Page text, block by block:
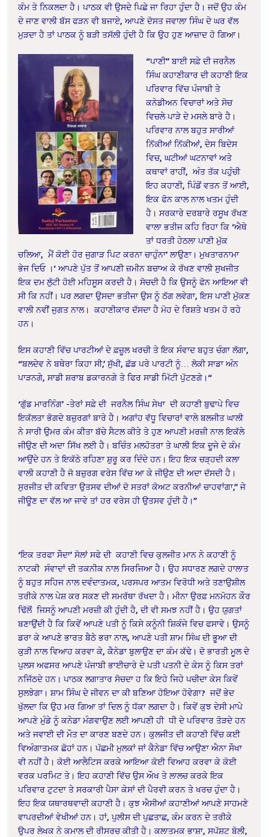
ਕੰਮ ਤੇ ਨਿਕਲਦਾ ਹੈ। ਪਾਠਕ ਵੀ ਉਸਦੇ ਪਿਛੇ ਜਾ ਰਿਹਾ ਹੁੰਦਾ ਹੈ। ਜਦੋਂ ਉਹ ਕੰਮ
ਦੇ ਜਾਣ ਵਾਲੀ ਬੱਸ ਫੜਨ ਵੀ ਬਜਾਏ, ਆਪਣੇ ਦੋਸਤ ਜਵਾਲਾ ਸਿੰਘ ਦੇ ਘਰ ਵੱਲ
ਮੁੜਦਾ ਹੈ ਤਾਂ ਪਾਠਕ ਨੂੰ ਬੜੀ ਤਸੱਲੀ ਹੁੰਦੀ ਹੈ ਕਿ ਉਹ ਹੁਣ ਆਜ਼ਾਦ ਹੋ ਗਿਆ।
“ਪਾਣੀ” ਬਾਈ ਸਫ਼ੇ ਦੀ ਜਰਨੈਲ
ਸਿੰਘ ਕਹਾਣੀਕਾਰ ਦੀ ਕਹਾਣੀ ਇਕ
ਪਰਿਵਾਰ ਵਿੱਚ ਪੰਜਾਬੀ ਤੇ
ਕਨੇਡੀਅਨ ਵਿਚਾਰਾਂ ਅਤੇ ਸੋਚ
ਵਿਚਲੇ ਪਾੜੇ ਦੇ ਮਸਲੇ ਬਾਰੇ ਹੈ।
ਪਰਿਵਾਰ ਨਾਲ ਬਹੁਤ ਸਾਰੀਆਂ
ਨਿੱਕੀਆਂ ਨਿੱਕੀਆਂ, ਦੇਸ ਬਿਦੇਸ
ਵਿਚ, ਘਟੀਆਂ ਘਟਨਾਵਾਂ ਅਤੇ
ਕਥਾਵਾਂ ਰਾਹੀਂ, ਅੰਤ ਤੱਕ ਪਹੁੰਚੀ
ਇਹ ਕਹਾਣੀ, ਪਿੰਡੋਂ ਵਤਨ ਤੋਂ ਆਈ,
ਇਕ ਫੋਨ ਕਾਲ ਨਾਲ ਖਤਮ ਹੁੰਦੀ
ਹੈ। ਸਰਕਾਰੇ ਦਰਬਾਰੇ ਰਸੂਖ ਰੱਖਣ
ਵਾਲਾ ਭਤੀਜ ਕਹਿ ਰਿਹਾ ਕਿ ‘ਐਥੇ
ਤਾਂ ਧਰਤੀ ਹੇਠਲਾ ਪਾਣੀ ਮੁੱਕ
ਚਲਿਆ, ਮੈਂ ਕੋਈ ਹੋਰ ਜੁਗਾੜ ਪਿਟ ਕਰਨਾ ਚਾਹੁੰਨਾ’ ਲਾਉਣਾ। ਮੁਖਤਾਰਨਾਮਾ
ਭੇਜ ਦਿਓ ।‘ ਆਪਣੇ ਪੁੱਤ ਤੋਂ ਆਪਣੀ ਜ਼ਮੀਨ ਬਚਾਅ ਕੇ ਰੱਖਣ ਵਾਲੀ ਸੁਖਜੀਤ
ਇਕ ਦਮ ਲੁੱਟੀ ਹੋਈ ਮਹਿਸੂਸ ਕਰਦੀ ਹੈ। ਸੋਚਦੀ ਹੈ ਕਿ ਉਸਨੂੰ ਫੋਨ ਆਇਆ ਵੀ
ਸੀ ਕਿ ਨਹੀਂ। ਪਰ ਲਗਦਾ ਉਸਦਾ ਭਤੀਜਾ ਉਸ ਨੂੰ ਠੱਗ ਲਵੇਗਾ, ਇਸ ਪਾਣੀ ਮੁੱਕਣ
ਵਾਲੀ ਨਵੀਂ ਜੁਗਤ ਨਾਲ।
ਕਹਾਣੀਕਾਰ ਦੱਸਦਾ ਹੈ ਮੋਹ ਦੇ ਰਿਸ਼ਤੇ ਖਤਮ ਹੋ ਰਹੇ
ਹਨ।
ਇਸ ਕਹਾਣੀ ਵਿੱਚ ਪਾਰਟੀਆਂ ਦੇ ਫ਼ਜ਼ੂਲ ਖਰਚੀ ਤੇ ਇਕ ਸੰਵਾਦ ਬਹੁਤ ਚੰਗਾ ਲੱਗਾ,
“ਬਲਦੇਵ ਨੇ ਬਥੇਰਾ ਕਿਹਾ ਸੀ,’ ਸੁੱਖੀ, ਛੱਡ ਪਰੇ ਪਾਰਟੀ ਨੂੰ… ਲੋਕੀ ਸਾਡਾ ਅੰਨ
ਪਾੜਨਗੇ, ਸਾਡੀ ਸ਼ਰਾਬ ਡਕਾਰਨਗੇ ਤੇ ਫਿਰ ਸਾਡੀ ਮਿੱਟੀ ਪੁੱਟਣਗੇ।“
‘ਗੁੱਡ ਮਾਰਨਿੰਗ’ -ਤੇਰਾਂ ਸਫ਼ੇ ਦੀ ਜਰਨੈਲ ਸਿੰਘ ਸੇਖਾ ਦੀ ਕਹਾਣੀ ਬੁਢਾਪੇ ਵਿਚ
ਇਕੱਲਤਾ ਭੋਗਦੇ ਬਜ਼ੁਰਗਾਂ ਬਾਰੇ ਹੈ। ਅਗਾਂਹ ਵੱਧੂ ਵਿਚਾਰਾਂ ਵਾਲੇ ਬਲਜੀਤ ਘਾਲੀ
ਨੇ ਸਾਰੀ ਉਮਰ ਕੰਮ ਕੀਤਾ ਬੱਚੇ ਸੈਟਲ ਕੀਤੇ ਤੇ ਹੁਣ ਆਪਣੀ ਮਰਜ਼ੀ ਨਾਲ ਇਕੱਲੇ
ਜੀਉਣ ਦੀ ਅਦਾ ਸਿੱਖ ਲਈ ਹੈ। ਬਚਿੰਤ ਮਲਹੋਤਰਾ ਤੇ ਘਾਲੀ ਇਕ ਦੂਜੇ ਦੇ ਕੰਮ
ਆਉਂਦੇ ਹਨ ਤੇ ਇਕੱਠੇ ਰਹਿਣਾ ਸ਼ੁਰੂ ਕਰ ਦਿੰਦੇ ਹਨ। ਇਹ ਇਕ ਚੜ੍ਹਦੀ ਕਲਾ
ਵਾਲੀ ਕਹਾਣੀ ਹੈ ਜੋ ਬਜ਼ੁਰਗ ਵਰੇਸ ਵਿੱਚ ਆ ਕੇ ਜੀਉਣ ਦੀ ਅਦਾ ਦੱਸਦੀ ਹੈ।
ਸੁਰਜੀਤ ਦੀ ਕਵਿਤਾ ਉਤਸਵ ਦੀਆਂ ਦੋ ਸਤਰਾਂ ਕੋਅਟ ਕਰਨੀਆਂ ਚਾਹਵਾਂਗਾ,” ਜੇ
ਜੀਊਣ ਦਾ ਵੱਲ ਆ ਜਾਵੇ ਤਾਂ ਹਰ ਵਰੇਸ ਹੀ ਉਤਸਵ ਹੁੰਦੀ ਹੈ।”
‘ਇਕ ਤਰਫਾ ਸੌਦਾ’ ਸੋਲਾਂ ਸਫੇ ਦੀਕਹਾਣੀ ਵਿਚਕੁਲਜੀਤ ਮਾਨ ਨੇ ਕਹਾਣੀ ਨੂੰ
ਨਾਟਕੀ ਸੰਵਾਦਾਂ ਦੀ ਤਕਨੀਕ ਨਾਲ ਸਿਰਜਿਆ ਹੈ। ਉਹ ਸਧਾਰਣ ਲਗਦੇ ਹਾਲਾਤ
ਨੂੰ ਬਹੁਤ ਸਹਿਜ ਨਾਲ ਦਵੰਦਾਤਮਕ, ਪਰਸਪਰ ਆਤਮ ਵਿਰੋਧੀ ਅਤੇ ਤਣਾਉਸ਼ੀਲ
ਤਰੀਕੇ ਨਾਲ ਪੇਸ਼ ਕਰ ਸਕਣ ਦੀ ਸਮਰੱਥਾ ਰੱਖਦਾ ਹੈ। ਮੀਨਾ ਉਰਫ਼ ਮਨਮੋਹਨ ਕੌਰ
ਢਿੱਲੋਂ ਜਿਸਨੂੰ ਆਪਣੀ ਮਰਜ਼ੀ ਕੀ ਹੁੰਦੀ ਹੈ, ਦੀ ਵੀ ਸਮਝ ਨਹੀਂ ਹੈ। ਉਹ ਯੁਗਤਾਂ
ਬਣਾਉਂਦੀ ਹੈ ਕਿ ਕਿਵੇਂ ਆਪਣੇ ਪਤੀ ਨੂੰ ਕਿਸੇ ਕਨੂੰਨੀ ਸ਼ਿਕੰਜੇ ਵਿਚ ਫਸਾਵੇ। ਉਸਨੂੰ
ਡਰਾ ਕੇ ਆਪਣੇ ਭਾਰਤ ਬੈਠੇ ਭਰਾ ਨਾਲ, ਆਪਣੇ ਪਤੀ ਸ਼ਾਮ ਸਿੰਘ ਦੀ ਭੂਆ ਦੀ
ਕੁੜੀ ਨਾਲ ਵਿਆਹ ਕਰਵਾ ਕੇ, ਕੈਨੇਡਾ ਬੁਲਾਉਣ ਦਾ ਕੰਮ ਕੱਢੇ। ਦੋ ਭਾਰਤੀ ਮੂਲ ਦੇ
ਪੁਲਸ ਅਫਸਰ ਆਪਣੇ ਪੰਜਾਬੀ ਭਾਈਚਾਰੇ ਦੇ ਪਤੀ ਪਤਨੀ ਦੇ ਕੇਸ ਨੂੰ ਕਿਸ ਤਰਾਂ
ਨਜਿੱਠਦੇ ਹਨ। ਪਾਠਕ ਲਗਾਤਾਰ ਸੋਚਦਾ ਹ ਕਿ ਇਹੇ ਜਿਹੇ ਪਚੀਦਾ ਕੇਸ ਕਿਵੇਂ
ਸੁਲਝੇਗਾ। ਸ਼ਾਮ ਸਿੰਘ ਦੇ ਜੀਵਨ ਦਾ ਕੀ ਬਣਿਆ ਹੋਇਆ ਹੋਵੇਗਾ? ਜਦੋਂ ਭੇਦ
ਖੁੱਲਦਾ ਕਿ ਉਹ ਮਰ ਗਿਆ ਤਾਂ ਦਿਲ ਨੂੰ ਧੱਕਾ ਲਗਦਾ ਹੈ। ਕਿਵੇਂ ਕੁਝ ਦੇਸੀ ਮਾਪੇ
ਆਪਣੇ ਮੁੰਡੇ ਨੂੰ ਕਨੇਡਾ ਮੰਗਵਾਉਣ ਲਈ ਆਪਣੀ ਹੀ ਧੀ ਦੇ ਪਰਿਵਾਰ ਤੋੜਦੇ ਹਨ
ਅਤੇ ਜਵਾਈ ਦੀ ਮੌਤ ਦਾ ਕਾਰਣ ਬਣਦੇ ਹਨ। ਕੁਲਜੀਤ ਦੀ ਕਹਾਣੀ ਵਿੱਚ ਕਈ
ਵਿਅੰਗਾਤਮਕ ਛੋਹਾਂ ਹਨ। ਪੱਛਮੀ ਮੁਲਕਾਂ ਜਾਂ ਕੈਨੇਡਾ ਵਿੱਚ ਆਉਣਾ ਐਨਾ ਸੌਖਾ
ਵੀ ਨਹੀਂ ਹੈ। ਕੋਈ ਆਲੈਟਿਸ ਕਰਕੇ ਆਇਆ ਕੋਈ ਵਿਆਹ ਕਰਵਾ ਕੇ ਕੋਈ
ਵਰਕ ਪਰਮਿਟ ਤੇ। ਇਹ ਕਹਾਣੀ ਵਿੱਚ ਉਸ ਔਖ ਤੇ ਲਾਲਚ ਕਰਕੇ ਇਕ
ਪਰਿਵਾਰ ਟੁਟਦਾ ਤੇ ਸਰਕਾਰੀ ਪੈਸਾ ਕੇਸਾਂ ਦੀ ਪੈਰਵੀ ਕਰਨ ਤੇ ਖਰਚ ਹੁੰਦਾ ਹੈ।
ਇਹ ਇਕ ਯਥਾਰਥਵਾਦੀ ਕਹਾਣੀ ਹੈ। ਕੁਝ ਐਸੀਆਂ ਕਹਾਣੀਆਂ ਆਪਣੇ ਸਾਹਮਣੇ
ਵਾਪਰਦੀਆਂ ਵੇਖੀਆਂ ਹਨ। ਹਾਂ, ਪੁਲੀਸ ਦੀ ਪੁਛਤਾਛ, ਕੰਮ ਕਰਨ ਦੇ ਤਰੀਕੇ
ਉਪਰ ਲੇਖਕ ਨੇ ਕਮਾਲ ਦੀ ਰੀਸਰਚ ਕੀਤੀ ਹੈ। ਕਲਾਤਮਕ ਭਾਸ਼ਾ, ਸਪੱਸ਼ਟ ਬੋਲੀ,